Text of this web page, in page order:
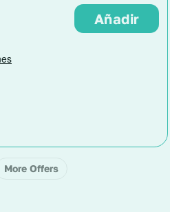
More Offers